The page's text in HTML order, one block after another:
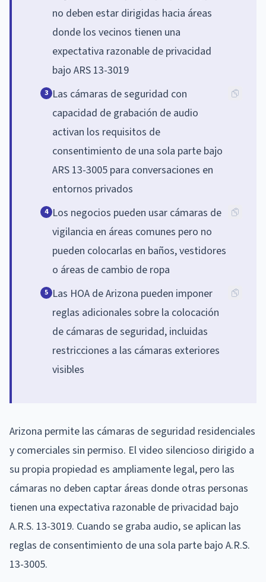
no deben estar dirigidas hacia áreas
donde los vecinos tienen una
expectativa razonable de privacidad
bajo ARS 13-3019
3 Las cámaras de seguridad con
capacidad de grabación de audio
activan los requisitos de
consentimiento de una sola parte bajo
ARS 13-3005 para conversaciones en
entornos privados
4 Los negocios pueden usar cámaras de
vigilancia en áreas comunes pero no
pueden colocarlas en baños, vestidores
o áreas de cambio de ropa
5 Las HOA de Arizona pueden imponer
reglas adicionales sobre la colocación
de cámaras de seguridad, incluidas
restricciones a las cámaras exteriores
visibles
Arizona permite las cámaras de seguridad residenciales
y comerciales sin permiso. El video silencioso dirigido a
su propia propiedad es ampliamente legal, pero las
cámaras no deben captar áreas donde otras personas
tienen una expectativa razonable de privacidad bajo
A.R.S. 13-3019. Cuando se graba audio, se aplican las
reglas de consentimiento de una sola parte bajo A.R.S.
13-3005.